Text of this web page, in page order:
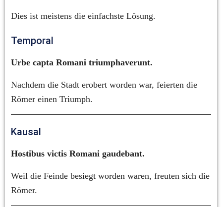
Dies ist meistens die einfachste Lösung.
Temporal
Urbe capta Romani triumphaverunt.
Nachdem die Stadt erobert worden war, feierten die
Römer einen Triumph.
Kausal
Hostibus victis Romani gaudebant.
Weil die Feinde besiegt worden waren, freuten sich die
Römer.